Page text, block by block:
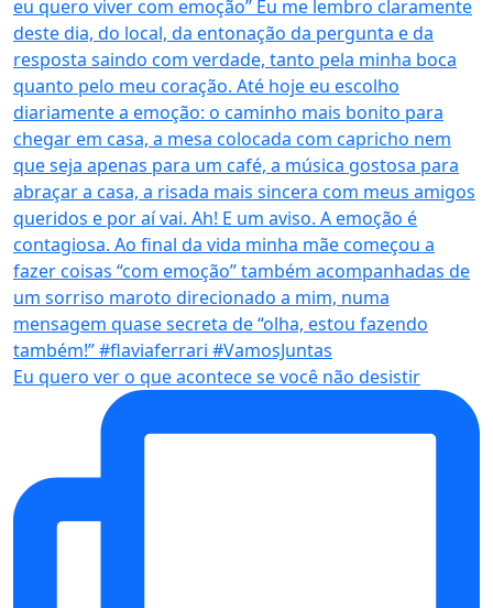
Eu quero ver o que acontece se você não desistir